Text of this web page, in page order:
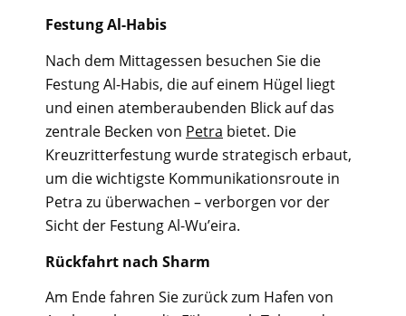
Festung Al-Habis
Nach dem Mittagessen besuchen Sie die
Festung Al-Habis, die auf einem Hügel liegt
und einen atemberaubenden Blick auf das
zentrale Becken von Petra bietet. Die
Kreuzritterfestung wurde strategisch erbaut,
um die wichtigste Kommunikationsroute in
Petra zu überwachen – verborgen vor der
Sicht der Festung Al-Wu’eira.
Rückfahrt nach Sharm
Am Ende fahren Sie zurück zum Hafen von